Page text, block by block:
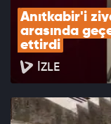
Anıtkabir'i
arasında
ettirdi
İZLE